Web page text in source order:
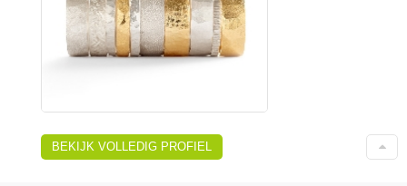
BEKIJK VOLLEDIG PROFIEL